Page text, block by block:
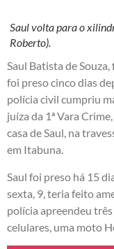
Saul volta para o
Roberto).
Saul Batista de
foi preso cinco dias
polícia civil cumpriu
juíza da 1ª Vara
casa de Saul, na
em Itabuna.
Saul foi preso há 15
sexta, 9, teria feito
polícia apreendeu
celulares, uma moto